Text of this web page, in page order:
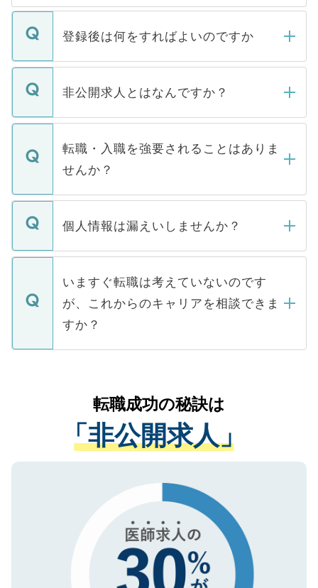
登録後は何をすればよいのですか
ご登録いただきましたら、弊社担当者がご
登録内容を確認し、その後メールもしくは
ます。通常、5営業日以内にはご連絡をせて
いただきますので、しばらくお待ちくださ
い。
非公開求人とはなんですか？
マイナビDOCTORで取り扱っている求人の
うち約3割は、Webサイトからご覧いただ
けない「非公開求人」です。非公開求人は
下記の理由によって、一般には公開してい
ません。
■応募殺到を避けるため 人気のある医療機
関を公にしてしまうと、応募が殺到する場
に、医療機関が求める条件に合った人材の
みを人材紹介会社に依頼するケースが増え
ています。
転職・入職を強要されることはありま
せんか？
転職・入職を強要することは一切ありませ
ん。また、仮に応募先から内定をいただい
定を承諾する必要はありません。内定先へ
の辞退の連絡はキャリアパートナーが行い
ますので、ご安心ください。
個人情報は漏えいしませんか？
個人情報が漏えいすることはありませんの
で、ご安心ください。当サイトからの登録
などで収集したご登録者様の個人情報は、
ご本人のキャリアアップおよび転職活動の
支援を目的に使用いたします。お預かりし
ているすべての個人データはご本人の許可
は、個人情報の取り扱いについての厳密な
管理基準を満たした事業者のみに付与され
る、プライバシーマークを取得済みです。
ご登録いただいた個人情報は、SSL（デー
で、機密保持に関してもご安心ください。
いますぐ転職は考えていないのです
が、これからのキャリアを相談できま
すか？
かがいして、現在の医療機関の状況や紹介
経験をまじえながら、適切なアドバイスを
させていただきます。すぐにご転職をされ
ない方には、長期的なサポートが可能です
ので、まずはご登録ください。
転職成功の秘訣は
「非公開求人」